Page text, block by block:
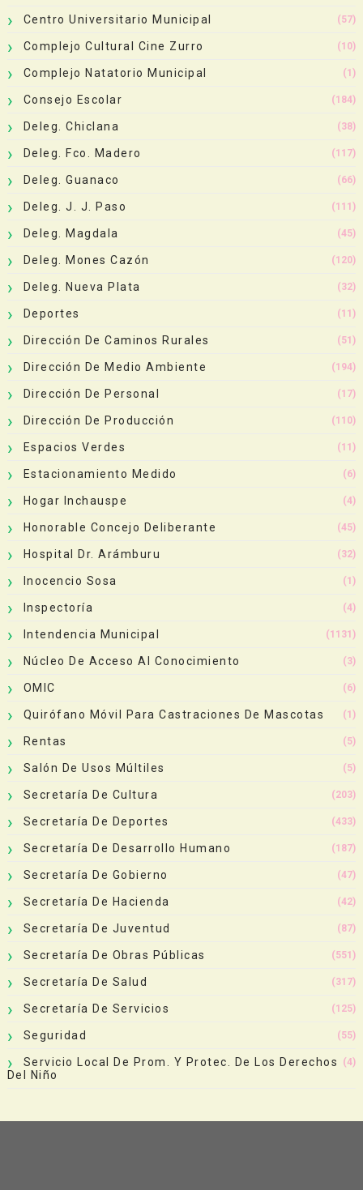
Centro Universitario Municipal (57)
Complejo Cultural Cine Zurro (10)
Complejo Natatorio Municipal (1)
Consejo Escolar (184)
Deleg. Chiclana (38)
Deleg. Fco. Madero (117)
Deleg. Guanaco (66)
Deleg. J. J. Paso (111)
Deleg. Magdala (45)
Deleg. Mones Cazón (120)
Deleg. Nueva Plata (32)
Deportes (11)
Dirección De Caminos Rurales (51)
Dirección De Medio Ambiente (194)
Dirección De Personal (17)
Dirección De Producción (110)
Espacios Verdes (11)
Estacionamiento Medido (6)
Hogar Inchauspe (4)
Honorable Concejo Deliberante (45)
Hospital Dr. Arámburu (32)
Inocencio Sosa (1)
Inspectoría (4)
Intendencia Municipal (1131)
Núcleo De Acceso Al Conocimiento (3)
OMIC (6)
Quirófano Móvil Para Castraciones De Mascotas (1)
Rentas (5)
Salón De Usos Múltiles (5)
Secretaría De Cultura (203)
Secretaría De Deportes (433)
Secretaría De Desarrollo Humano (187)
Secretaría De Gobierno (47)
Secretaría De Hacienda (42)
Secretaría De Juventud (87)
Secretaría De Obras Públicas (551)
Secretaría De Salud (317)
Secretaría De Servicios (125)
Seguridad (55)
Servicio Local De Prom. Y Protec. De Los Derechos
Del Niño
(4)